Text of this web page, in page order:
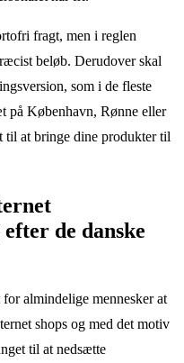
fragt, men i reglen
beløb. Derudover skal
som i de fleste
på København, Rønne eller
at bringe dine produkter til
de danske
almindelige mennesker at
shops og med det motiv
til at nedsætte